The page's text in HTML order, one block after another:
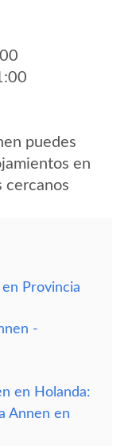
puedes
en
cercanos
Provincia
-
en Holanda:
Annen en